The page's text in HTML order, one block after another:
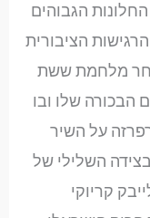
הגבוהים
לאור הרגישות הציבורית
מלחמת ששת
הבכורה שלו ובו
על השיר
השלילי של
קריוקי